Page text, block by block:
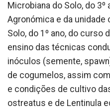
Microbiana do Solo, do 3º
Agronómica e da unidade
Solo, do 1º ano, do curso
ensino das técnicas
inóculos (semente,
de cogumelos, assim
e condições de cultivo
ostreatus e de Lentinula